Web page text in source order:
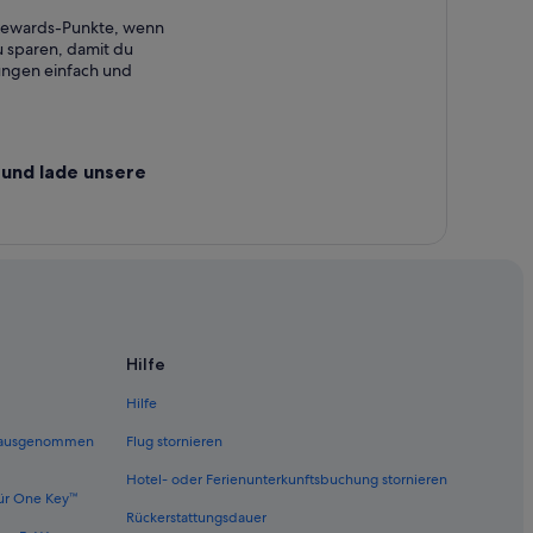
Punkte, wenn
damit du
einfach und
lade unsere
One Key™
Hilfe
Hilfe
Flug stornieren
Hotel- oder Ferienunterkunftsbuchung stornieren
Rückerstattungsdauer